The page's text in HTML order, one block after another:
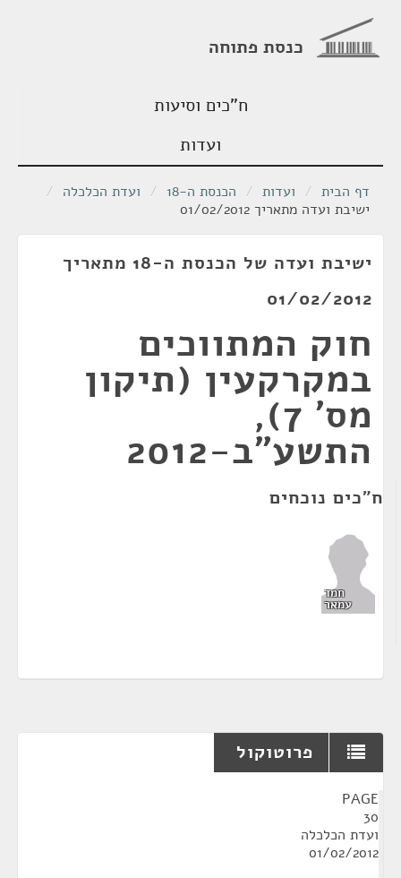
כנסת פתוחה
ח"כים וסיעות
ועדות
דף הבית / ועדות / הכנסת ה-18 / ועדת הכלכלה /
ישיבת ועדה מתאריך 01/02/2012
ישיבת ועדה של הכנסת ה-18 מתאריך
01/02/2012
חוק המתווכים
במקרקעין (תיקון
מס' 7),
התשע"ב-2012
ח"כים נוכחים
חמד
עמאר
פרוטוקול
PAGE
30
ועדת הכלכלה
01/02/2012